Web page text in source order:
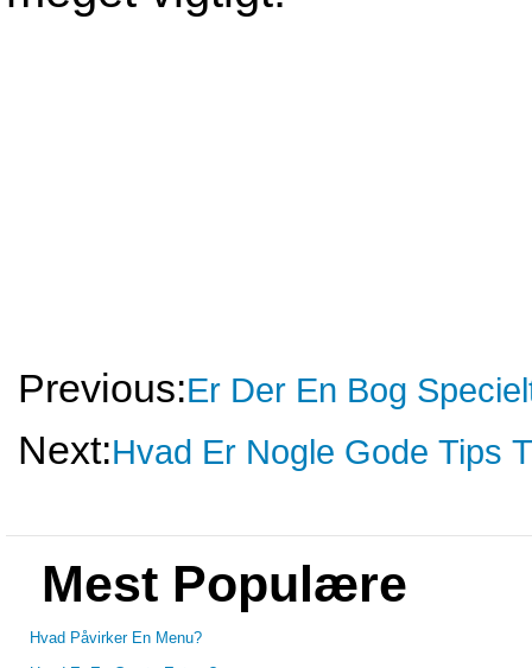
Previous:Er Der En Bog
Next:Hvad Er Nogle Gode Tips
Mest Populære
Hvad Påvirker En Menu?